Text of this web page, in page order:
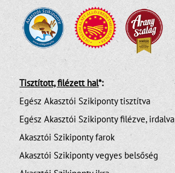
Tisztított, filézett hal*:
Egész Akasztói Szikiponty tisztítva
Egész Akasztói Szikiponty filézve, irdalva
Akasztói Szikiponty farok
Akasztói Szikiponty vegyes belsőség